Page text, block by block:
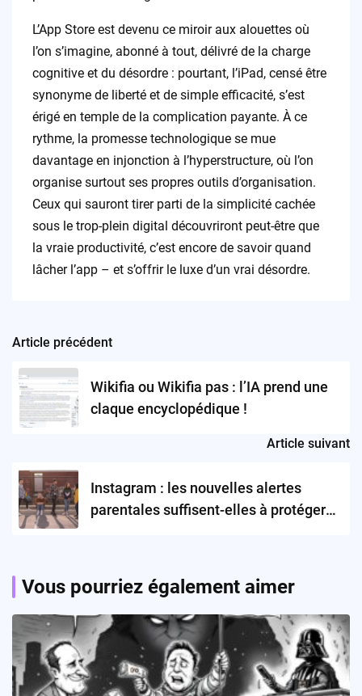
L’App Store est devenu ce miroir aux alouettes où
l’on s’imagine, abonné à tout, délivré de la charge
cognitive et du désordre : pourtant, l’iPad, censé être
synonyme de liberté et de simple efficacité, s’est
érigé en temple de la complication payante. À ce
rythme, la promesse technologique se mue
davantage en injonction à l’hyperstructure, où l’on
organise surtout ses propres outils d’organisation.
Ceux qui sauront tirer parti de la simplicité cachée
sous le trop-plein digital découvriront peut-être que
la vraie productivité, c’est encore de savoir quand
lâcher l’app – et s’offrir le luxe d’un vrai désordre.
Post
navigation
Article précédent
Wikifia ou Wikifia pas : l’IA prend une
claque encyclopédique !
Article suivant
Instagram : les nouvelles alertes
parentales suffisent-elles à protéger
Vous pourriez également aimer